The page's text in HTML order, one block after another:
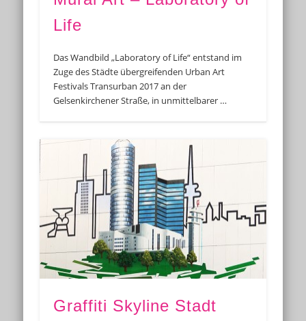
Life
Das Wandbild „Laboratory of Life“ entstand im
Zuge des Städte übergreifenden Urban Art
Festivals Transurban 2017 an der
Gelsenkirchener Straße, in unmittelbarer …
Graffiti Skyline Stadt